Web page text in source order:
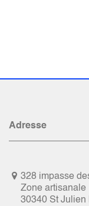
Adresse
328 impasse
Zone artisanale
30340 St Julien